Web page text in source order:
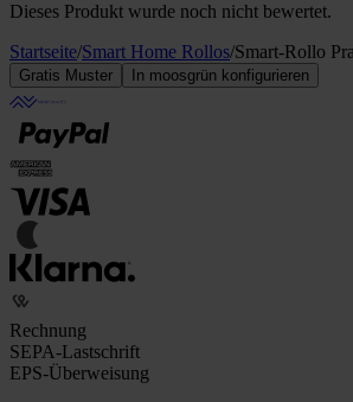
Dieses Produkt wurde noch nicht bewertet.
Startseite/Smart Home Rollos/Smart-Rollo
Gratis Muster In moosgrün konfigurieren
Rechnung
SEPA-Lastschrift
EPS-Überweisung